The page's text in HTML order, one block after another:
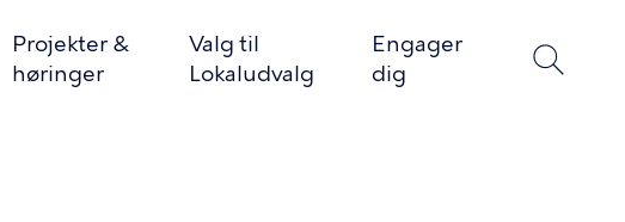
Projekter &
høringer
Valg til
Lokaludvalg
Engager
dig